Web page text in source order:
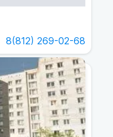
8(812) 269-02-68